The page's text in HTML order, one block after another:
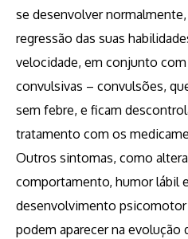
se desenvolver
regressão das suas
velocidade, em conjunto
convulsivas – convulsões,
sem febre, e ficam
tratamento com os
Outros sintomas, como
comportamento, humor lábil
desenvolvimento
podem aparecer na evolução